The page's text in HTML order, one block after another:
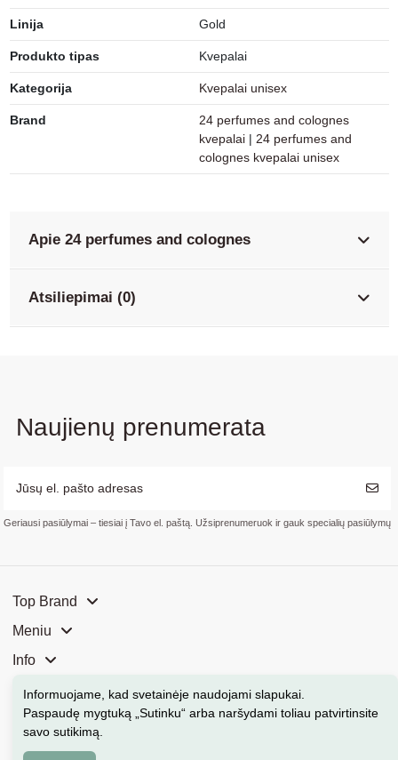
Linija Gold
Produkto tipas Kvepalai
Kategorija Kvepalai unisex
Brand
24 perfumes and colognes
kvepalai | 24 perfumes and
colognes kvepalai unisex
Apie 24 perfumes and colognes
Atsiliepimai (0)
Naujienų prenumerata
Geriausi pasiūlymai – tiesiai į Tavo el. paštą. Užsiprenumeruok ir gauk specialių pasiūlymų
Top Brand
Meniu
Info
Mūsų parduotuvės
Kontaktai
Informuojame, kad svetainėje naudojami slapukai
Paspaudę mygtuką „Sutinku“ arba naršydami toliau patvirtinsite
savo sutikimą.